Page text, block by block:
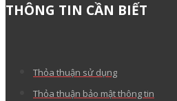
THÔNG TIN CẦN BIẾT
Thỏa thuận sử dụng
Thỏa thuận bảo mật thông tin